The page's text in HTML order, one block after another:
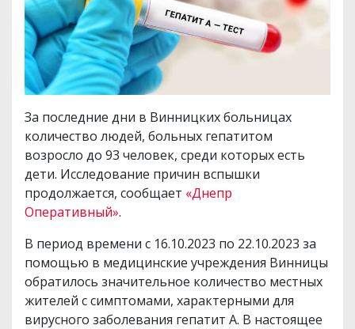
За последние дни в Винницких больницах
количество людей, больных гепатитом
возросло до 93 человек, среди которых есть
дети. Исследование причин вспышки
продолжается, сообщает «Днепр
Оперативный».
В период времени с 16.10.2023 по 22.10.2023 за
помощью в медицинские учреждения Винницы
обратилось значительное количество местных
жителей с симптомами, характерными для
вирусного заболевания гепатит А. В настоящее